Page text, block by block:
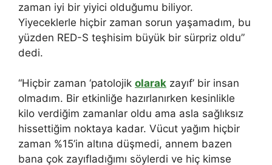
zaman iyi bir yiyici olduğumu biliyor.
Yiyeceklerle hiçbir zaman sorun yaşamadım, bu
yüzden RED-S teşhisim büyük bir sürpriz oldu”
dedi.
“Hiçbir zaman ‘patolojik olarak zayıf’ bir insan
olmadım. Bir etkinliğe hazırlanırken kesinlikle
kilo verdiğim zamanlar oldu ama asla sağlıksız
hissettiğim noktaya kadar. Vücut yağım hiçbir
zaman %15’in altına düşmedi, annem bazen
bana çok zayıfladığımı söylerdi ve hiç kimse